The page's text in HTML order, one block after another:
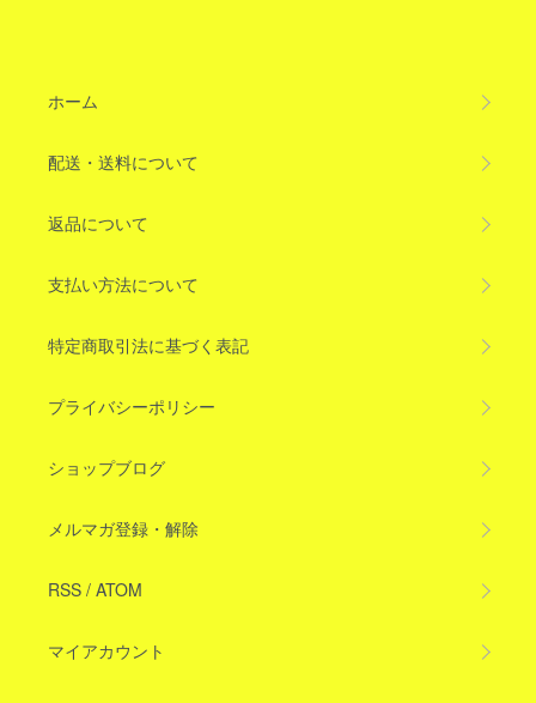
ホーム
配送・送料について
返品について
支払い方法について
特定商取引法に基づく表記
プライバシーポリシー
ショップブログ
メルマガ登録・解除
RSS / ATOM
マイアカウント